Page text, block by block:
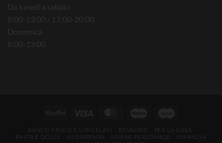
Da lunedì a sabato
8:00-13:00 / 17:00-20:00
Domenica
8:00-13:00